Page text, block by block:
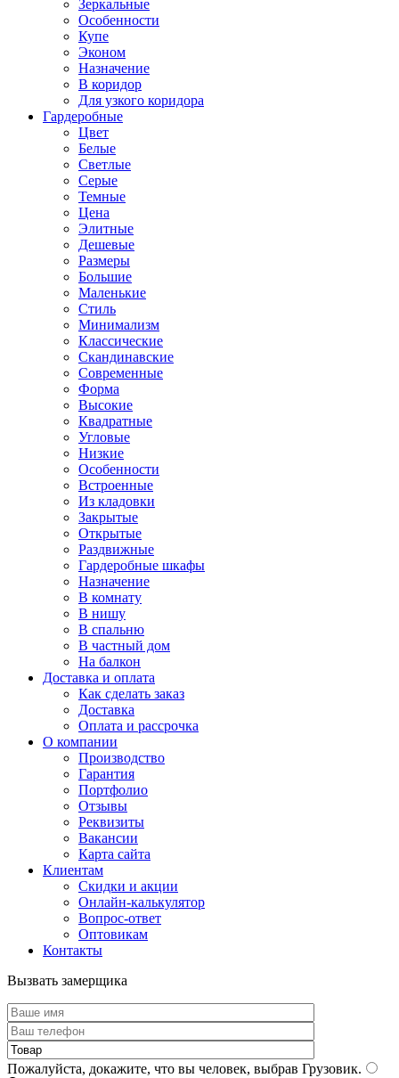
Зеркальные
Особенности
Купе
Эконом
Назначение
В коридор
Для узкого коридора
Гардеробные
Цвет
Белые
Светлые
Серые
Темные
Цена
Элитные
Дешевые
Размеры
Большие
Маленькие
Стиль
Минимализм
Классические
Скандинавские
Современные
Форма
Высокие
Квадратные
Угловые
Низкие
Особенности
Встроенные
Из кладовки
Закрытые
Открытые
Раздвижные
Гардеробные шкафы
Назначение
В комнату
В нишу
В спальню
В частный дом
На балкон
Доставка и оплата
Как сделать заказ
Доставка
Оплата и рассрочка
О компании
Производство
Гарантия
Портфолио
Отзывы
Реквизиты
Вакансии
Карта сайта
Клиентам
Скидки и акции
Онлайн-калькулятор
Вопрос-ответ
Оптовикам
Контакты
Вызвать замерщика
Пожалуйста, докажите, что вы человек, выбрав Грузовик.